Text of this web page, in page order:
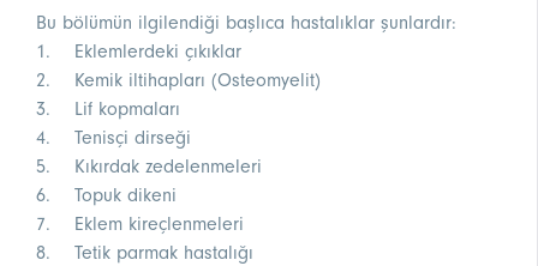
Bu bölümün ilgilendiği başlıca hastalıklar şunlardır:
1. Eklemlerdeki çıkıklar
2. Kemik iltihapları (Osteomyelit)
3. Lif kopmaları
4. Tenisçi dirseği
5. Kıkırdak zedelenmeleri
6. Topuk dikeni
7. Eklem kireçlenmeleri
8. Tetik parmak hastalığı